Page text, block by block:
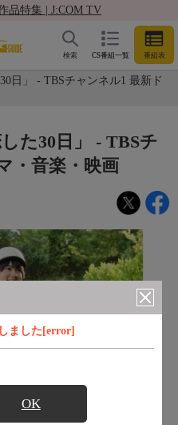
品特集 | J:COM TV
CS番組一覧 番組表
検索
日」 - TBSチャンネル1 最新ド
ました[error]
OK
た30日」 - TBSチ
・音楽・映画